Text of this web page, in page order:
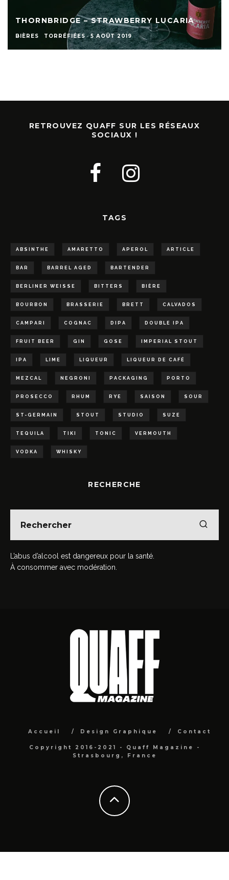
THORNBRIDGE – STRAWBERRY LUCARIA
BIÈRES TORRÉFIÉES · 5 AOÛT 2019
RETROUVEZ QUAFF SUR LES RÉSEAUX
SOCIAUX !
TAGS
ABSINTHE AMARETTO APEROL ARTICLE
BAR BARREL AGED BARTENDER
BERLINER WEISSE BITTERS BIÈRE
BOURBON BRASSERIE BRETT CALVADOS
CAMPARI COGNAC DIPA DOUBLE IPA
FRUIT BEER GIN GOSE IMPERIAL STOUT
IPA LIME LIQUEUR LIQUEUR DE CAFÉ
MEZCAL NEGRONI PACKAGING PORTO
PROSECCO RHUM RYE SAISON SOUR
ST-GERMAIN STOUT STUDIO SUZE
TEQUILA TIKI TONIC VERMOUTH
VODKA WHISKY
RECHERCHE
L’abus d’alcool est dangereux pour la santé.
À consommer avec modération.
Accueil Design Graphique Contact
Copyright 2016-2021 - Quaff Magazine -
Strasbourg, France